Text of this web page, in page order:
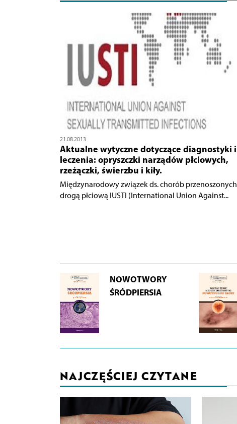
21.08.2013
Aktualne wytyczne dotyczące diagnostyki i
leczenia: opryszczki narządów płciowych,
rzeżączki, świerzbu i kiły.
Międzynarodowy związek ds. chorób przenoszonych
drogą płciową IUSTI (International Union Against...
NOWOTWORY
ŚRÓDPIERSIA
NAJCZĘŚCIEJ CZYTANE